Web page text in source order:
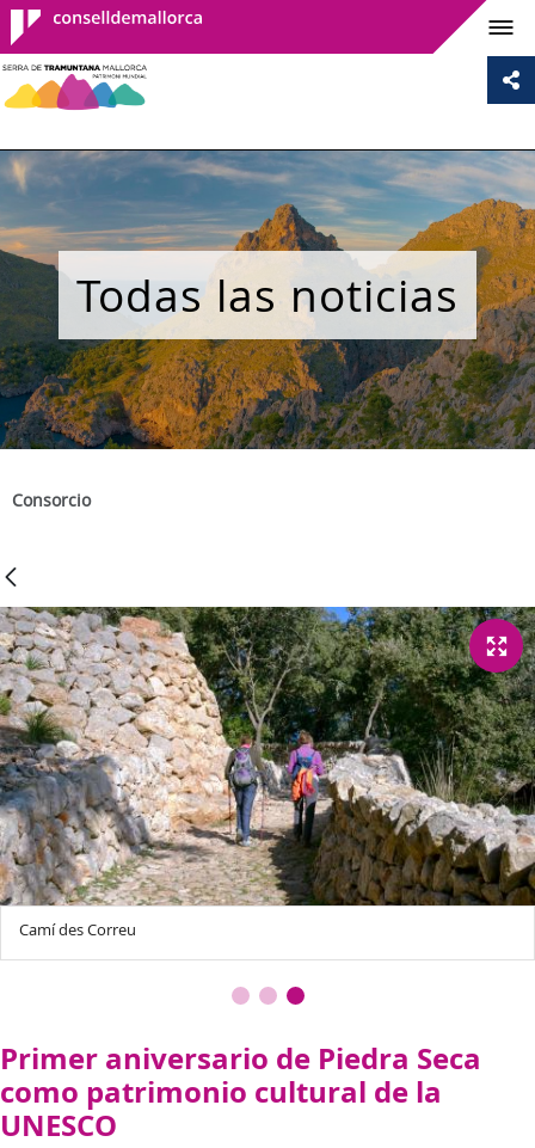
Consell de
Mallorca
Todas las noticias
Consorcio
Camí des Correu
Primer aniversario de Piedra Seca
como patrimonio cultural de la
UNESCO